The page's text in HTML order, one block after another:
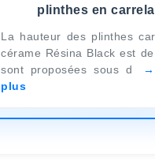
plinthes en
La hauteur des plinthes
cérame Résina Black est
sont proposées sous d
plus